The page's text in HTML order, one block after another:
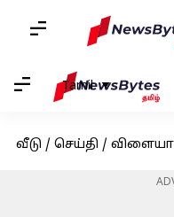
Tamil
வீடு / செய்தி /